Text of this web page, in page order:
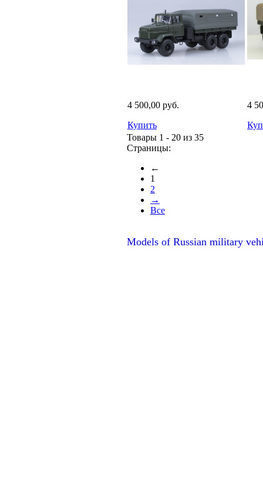
4 500,00 руб.
Купить
4
Товары 1 - 20 из 35
Страницы:
←
1
2
→
Все
Models of Russian military